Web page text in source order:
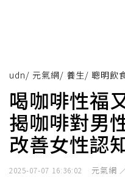
udn/ 元氣網/ 養生/ 聰明飲
喝咖啡性福
揭咖啡對男
改善女性認
2025-07-07 16:36:02 元氣網